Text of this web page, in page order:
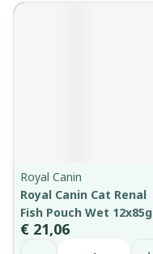
Royal Canin
Royal Canin Cat Renal
Fish Pouch Wet 12x85g
€ 21,06
Aantal